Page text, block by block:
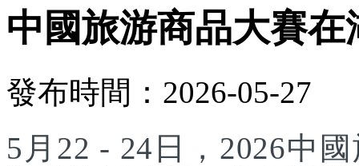
中國旅游商品大賽
發布時間：2026-05-27
5月22 - 24日，2026中